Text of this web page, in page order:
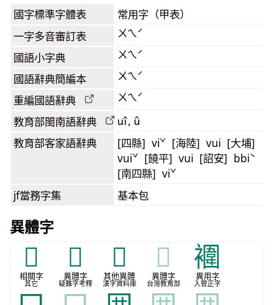
國字標準字體表 常用字（甲表）
一字多音審訂表 ㄨㄟˊ
國語小字典 ㄨㄟˊ
國語辭典簡編本 ㄨㄟˊ
重編國語辭典 ㄨㄟˊ
教育部閩南語辭典 uî, û
教育部客家語辭典
[四縣] viˇ [海陸] vui [大埔]
vuiˇ [饒平] vui [詔安] bbiˋ
[南四縣] viˇ
jf當務字集 基本包
異體字
𡆫
相關字
其它
𡇦
異體字
疑難字考釋
𪢫
其他異體
漢字資料庫
𪢫
異體字
台灣教育部
䙟
異用字
入管正字